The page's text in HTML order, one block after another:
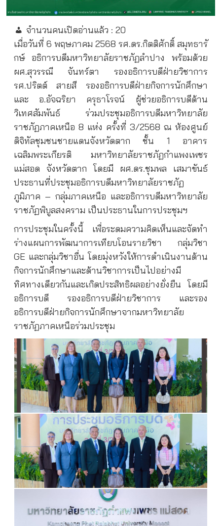
จำนวนคนเปิดอ่านแล้ว : 20
เมื่อวันที่ 6 พฤษภาคม 2568 รศ.ดร.กิตติศักดิ์ สมุทธารั
กษ์ อธิการบดีมหาวิทยาลัยราชภัฏลำปาง พร้อมด้วย
ผศ.สุวรรณี จันทร์ตา รองอธิการบดีฝ่ายวิชาการ
รศ.ปริตต์ สายสี รองอธิการบดีฝ่ายกิจการนักศึกษา
และ อ.อัจฉริยา ครุธาโรจน์ ผู้ช่วยอธิการบดีด้าน
วิเทศสัมพันธ์ ร่วมประชุมอธิการบดีมหาวิทยาลัย
ราชภัฏภาคเหนือ 8 แห่ง ครั้งที่ 3/2568 ณ ห้องศูนย์
ดิจิทัลชุมชนชายแดนจังหวัดตาก ชั้น 1 อาคาร
เฉลิมพระเกียรติ มหาวิทยาลัยราชภัฏกำแพงเพชร
แม่สอด จังหวัดตาก โดยมี ผศ.ดร.ชุมพล เสมาขันธ์
ประธานที่ประชุมอธิการบดีมหาวิทยาลัยราชภัฏ
ภูมิภาค – กลุ่มภาคเหนือ และอธิการบดีมหาวิทยาลัย
ราชภัฏพิบูลสงคราม เป็นประธานในการประชุมฯ
การประชุมในครั้งนี้ เพื่อระดมความคิดเห็นและจัดทำ
ร่างแผนการพัฒนาการเทียบโอนรายวิชา กลุ่มวิชา
GE และกลุ่มวิชาอื่น โดยมุ่งหวังให้การดำเนินงานด้าน
กิจการนักศึกษาและด้านวิชาการเป็นไปอย่างมี
ทิศทางเดียวกันและเกิดประสิทธิผลอย่างยั่งยืน โดยมี
อธิการบดี รองอธิการบดีฝ่ายวิชาการ และรอง
อธิการบดีฝ่ายกิจการนักศึกษาจากมหาวิทยาลัย
ราชภัฏภาคเหนือร่วมประชุม